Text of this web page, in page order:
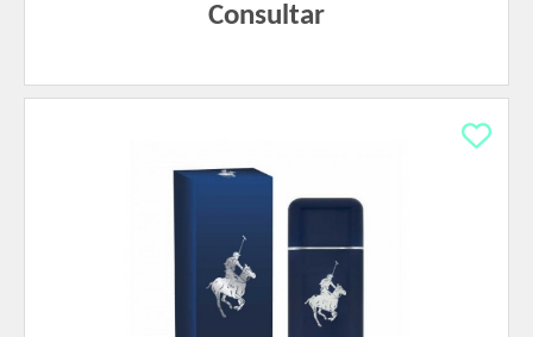
Consultar